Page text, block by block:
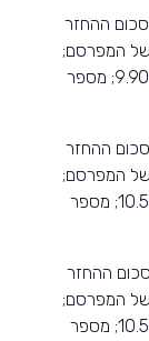
ייצור 2015 יחושב סכום ההחזר
של המפרסם;
שיעור מימון –70%; ריבית קבועה צמוד מדד – 9.90%; מספר
ייצור 2014 יחושב סכום ההחזר
של המפרסם;
שיעור מימון –70%; ריבית קבועה צמוד מדד – 10.5%; מספר
ייצור 2013 יחושב סכום ההחזר
של המפרסם;
שיעור מימון –70%; ריבית קבועה צמוד מדד – 10.5%; מספר